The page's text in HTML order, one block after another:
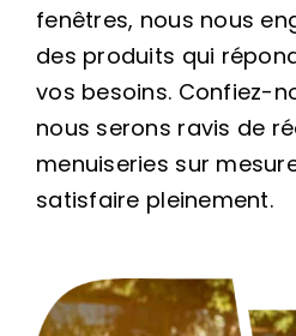
fenêtres, nous nous
des produits qui
vos besoins. Confiez-
nous serons ravis de
menuiseries sur
satisfaire pleinement.